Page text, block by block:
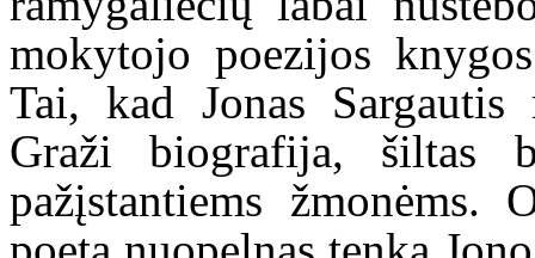
mokytojo poezijos
Tai, kad Jonas
Graži biografija, šiltas
pažįstantiems